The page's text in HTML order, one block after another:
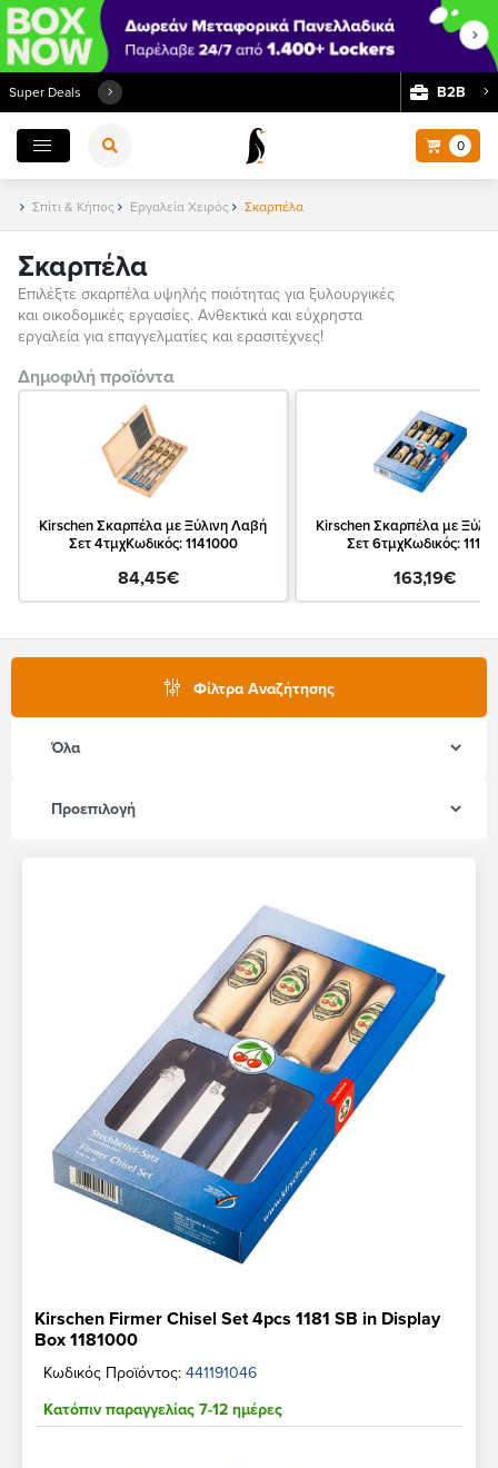
Super Deals Β2Β
0
Σπίτι & Κήπος Εργαλεία Χειρός Σκαρπέλα
Σκαρπέλα
Επιλέξτε σκαρπέλα υψηλής ποιότητας για ξυλουργικές
και οικοδομικές εργασίες. Ανθεκτικά και εύχρηστα
εργαλεία για επαγγελματίες και ερασιτέχνες!
Δημοφιλή προϊόντα
Kirschen Σκαρπέλα με Ξύλινη Λαβή
Σετ 4τμχΚωδικός: 1141000
84,45€
Kirschen Σκαρπέλα με
Σετ 6τμχΚωδικός:
163,19€
Φίλτρα Αναζήτησης
Kirschen Firmer Chisel Set 4pcs 1181 SB in Display
Box 1181000
Κωδικός Προϊόντος: 441191046
Κατόπιν παραγγελίας 7-12 ημέρες